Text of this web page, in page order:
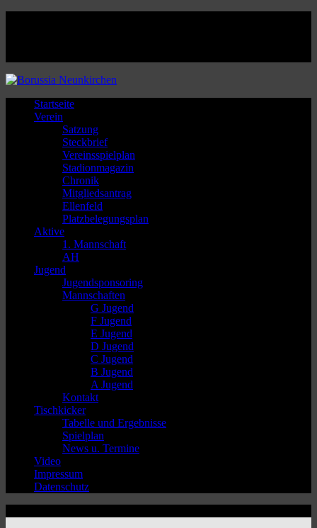
Startseite
Verein
Satzung
Steckbrief
Vereinsspielplan
Stadionmagazin
Chronik
Mitgliedsantrag
Ellenfeld
Platzbelegungsplan
Aktive
1. Mannschaft
AH
Jugend
Jugendsponsoring
Mannschaften
G Jugend
F Jugend
E Jugend
D Jugend
C Jugend
B Jugend
A Jugend
Kontakt
Tischkicker
Tabelle und Ergebnisse
Spielplan
News u. Termine
Video
Impressum
Datenschutz